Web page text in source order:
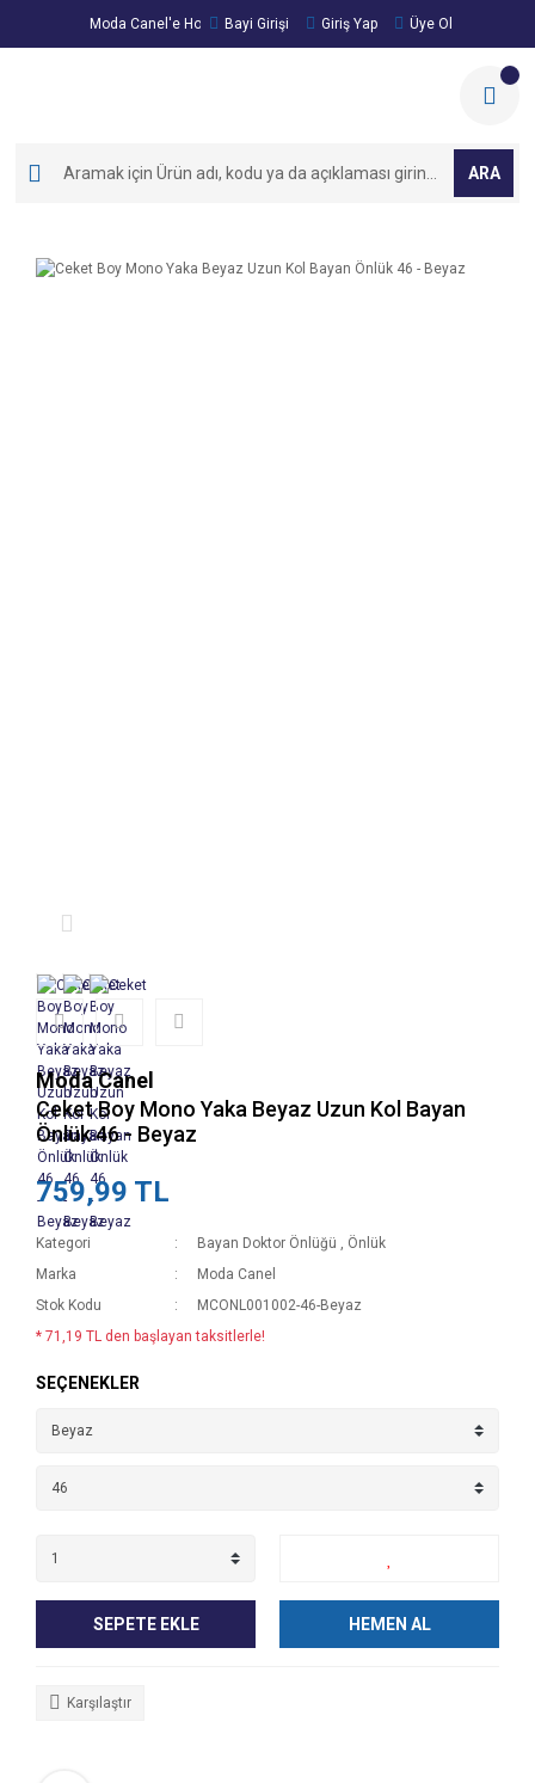
Moda Canel'e Hoşgeldiniz!
Bayi Girişi Giriş Yap Üye Ol
ARA
Moda Canel
Ceket Boy Mono Yaka Beyaz Uzun Kol Bayan
Önlük 46 - Beyaz
759,99 TL
Kategori Bayan Doktor Önlüğü , Önlük
Marka
Moda Canel
Stok Kodu
MCONL001002-46-Beyaz
* 71,19 TL den başlayan taksitlerle!
SEÇENEKLER
SEPETE EKLE HEMEN AL
Karşılaştır